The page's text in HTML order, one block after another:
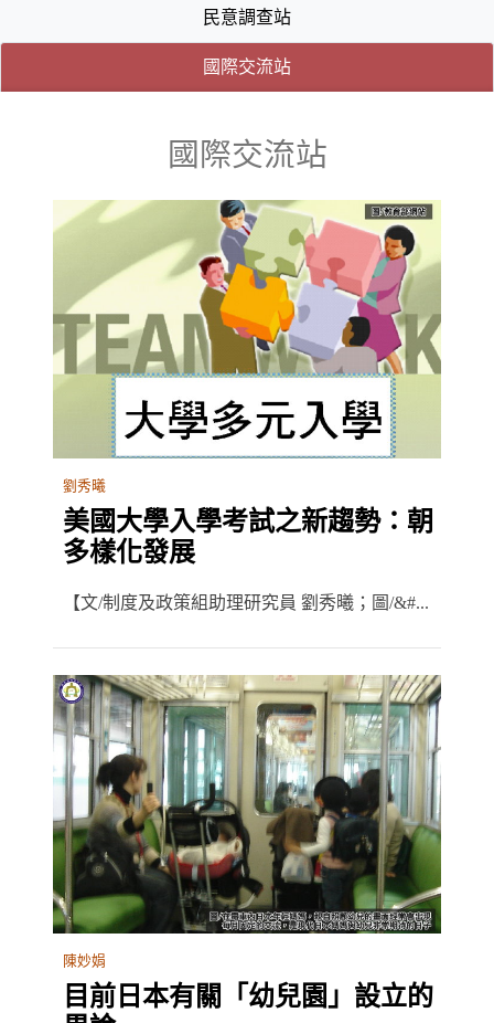
民意調查站
國際交流站(目前選取的頁籤)
(目前選取的頁籤)
國際交流站
劉秀曦
美國大學入學考試之新趨勢：朝
多樣化發展
【文/制度及政策組助理研究員 劉秀曦；圖/&#...
陳妙娟
目前日本有關「幼兒園」設立的